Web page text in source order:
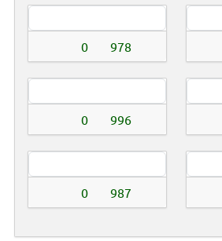
0 978
0 996
0 987